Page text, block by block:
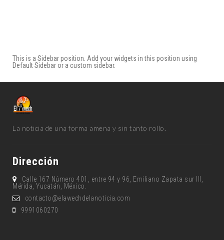
This is a Sidebar position. Add your widgets in this position using
Default Sidebar or a custom sidebar.
La noticia de una forma amena y sin tanto rollo.
Dirección
Calle 167 Número 401, entre 94 y 96, Emiliano Zapata sur lll,
Mérida, Yucatán, México.
contacto@elawechdelanoticia.com
9991060270